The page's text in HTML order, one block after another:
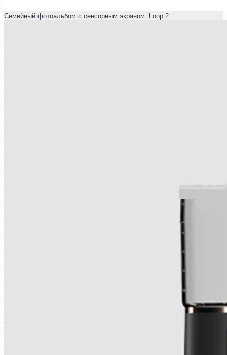
Семейный фотоальбом с сенсорным экраном. Loop 2